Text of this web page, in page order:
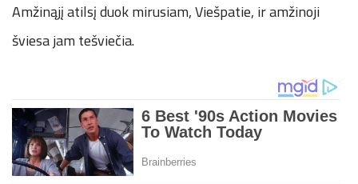
Amžinąjį atilsį duok mirusiam, Viešpatie, ir amžinoji
šviesa jam tešviečia.